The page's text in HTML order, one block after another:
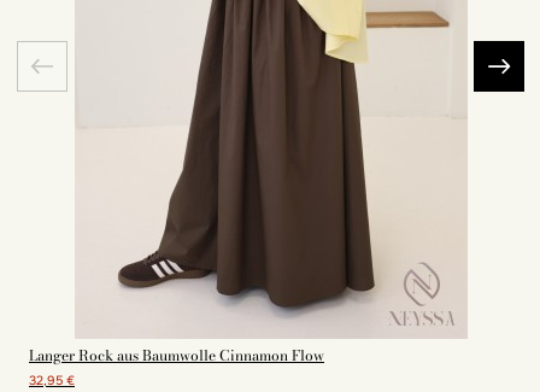
Langer Rock aus Baumwolle Cinnamon Flow
32,95 €